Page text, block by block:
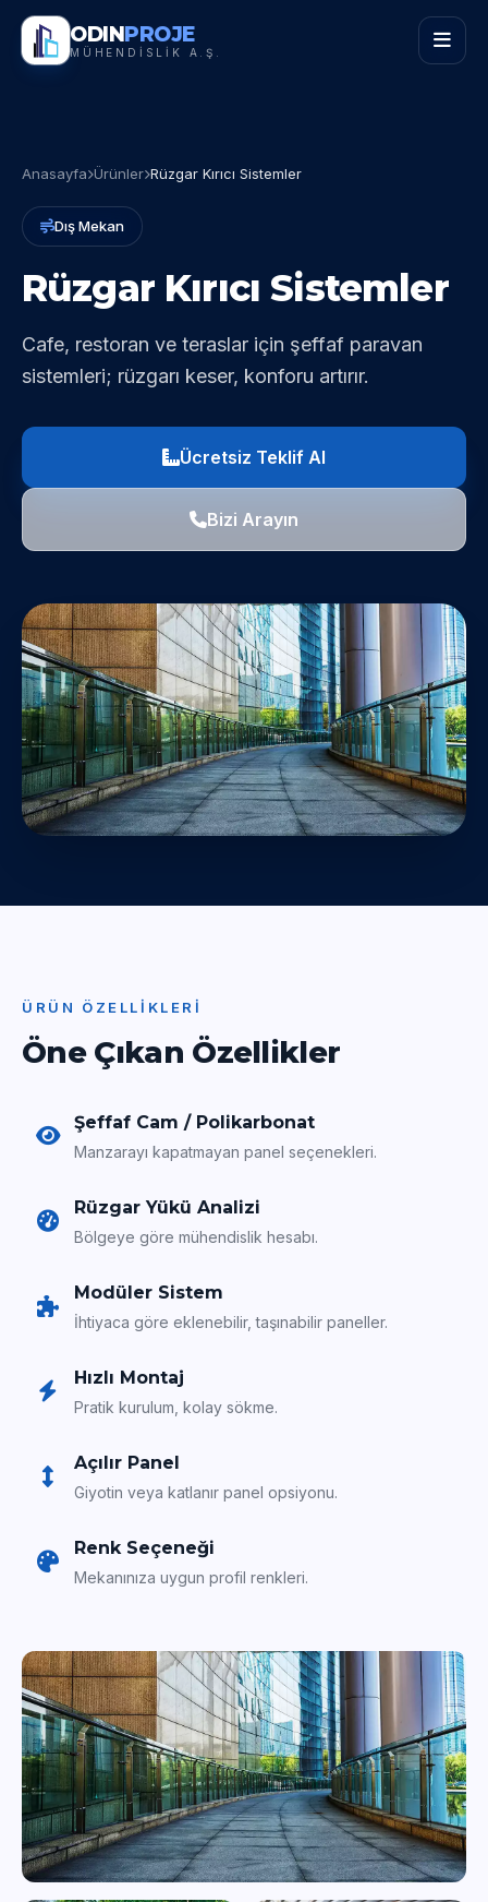
ODINPROJE
MÜHENDİSLİK A.Ş.
Anasayfa Ürünler Rüzgar Kırıcı Sistemler
Dış Mekan
Rüzgar Kırıcı Sistemler
Cafe, restoran ve teraslar için şeffaf paravan
sistemleri; rüzgarı keser, konforu artırır.
Ücretsiz Teklif Al
Bizi Arayın
ÜRÜN ÖZELLIKLERI
Öne Çıkan Özellikler
Şeffaf Cam / Polikarbonat
Manzarayı kapatmayan panel seçenekleri.
Rüzgar Yükü Analizi
Bölgeye göre mühendislik hesabı.
Modüler Sistem
İhtiyaca göre eklenebilir, taşınabilir paneller.
Hızlı Montaj
Pratik kurulum, kolay sökme.
Açılır Panel
Giyotin veya katlanır panel opsiyonu.
Renk Seçeneği
Mekanınıza uygun profil renkleri.